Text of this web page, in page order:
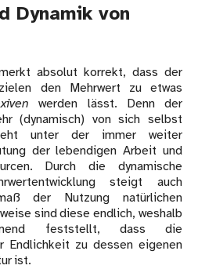
Dynamik von
absolut korrekt, dass der
den Mehrwert zu etwas
werden lässt. Denn der
(dynamisch) von sich selbst
unter der immer weiter
der lebendigen Arbeit und
Durch die dynamische
steigt auch
der Nutzung natürlichen
sind diese endlich, weshalb
feststellt, dass die
Endlichkeit zu dessen eigenen
ist.